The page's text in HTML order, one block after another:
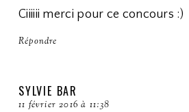
Ciiiiii merci pour ce concours :)
Répondre
SYLVIE BAR
11 février 2016 à 11:38